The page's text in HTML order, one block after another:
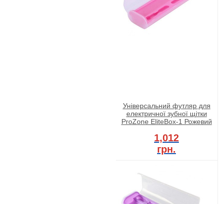
Універсальний футляр для
електричної зубної щітки
ProZone EliteBox-1 Рожевий
1,012
грн.